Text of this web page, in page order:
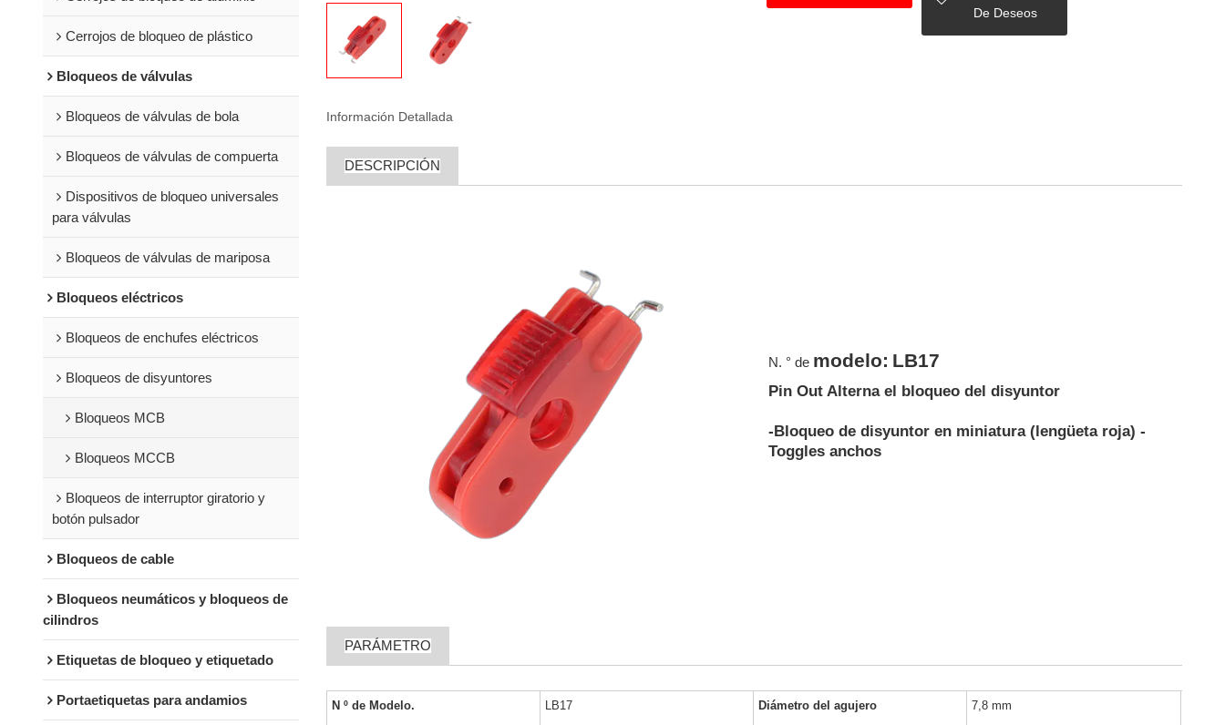
Cerrojos de bloqueo de plástico
Bloqueos de válvulas
Bloqueos de válvulas de bola
Bloqueos de válvulas de compuerta
Dispositivos de bloqueo universales
para válvulas
Bloqueos de válvulas de mariposa
Bloqueos eléctricos
Bloqueos de enchufes eléctricos
Bloqueos de disyuntores
Bloqueos MCB
Bloqueos MCCB
Bloqueos de interruptor giratorio y
botón pulsador
Bloqueos de cable
Bloqueos neumáticos y bloqueos de
cilindros
Etiquetas de bloqueo y etiquetado
Portaetiquetas para andamios
De Deseos
Información Detallada
DESCRIPCIÓN
N. ° de modelo: LB17
Pin Out Alterna el bloqueo del disyuntor
-Bloqueo de disyuntor en miniatura (lengüeta roja) -
Toggles anchos
PARÁMETRO
N º de Modelo. LB17 Diámetro del agujero 7,8 mm